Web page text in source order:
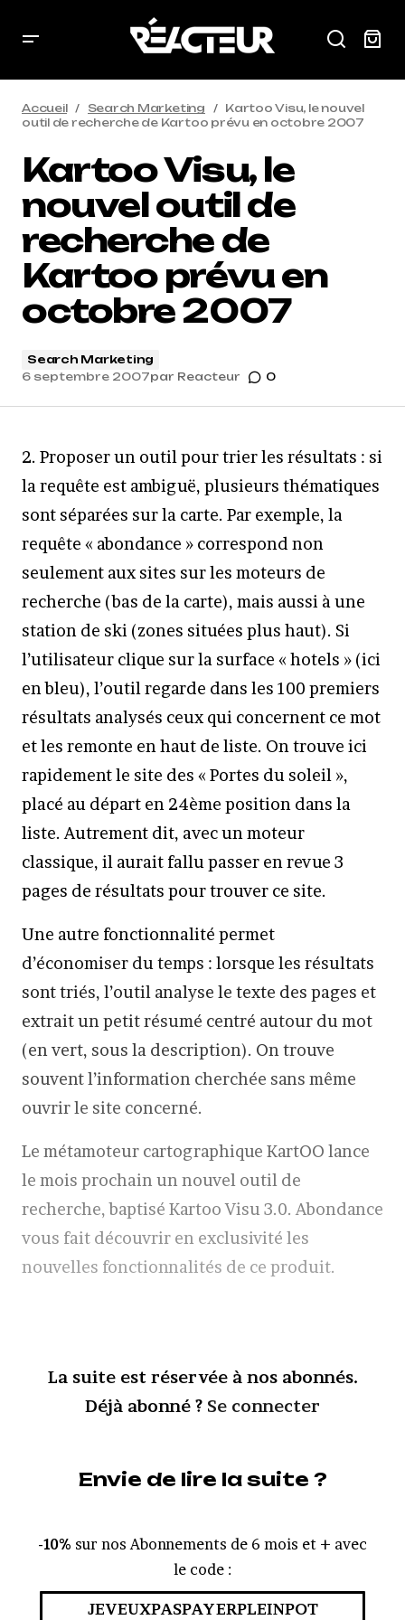
Accueil Search Marketing
Kartoo Visu, le nouvel
outil de recherche de Kartoo prévu en octobre 2007
Kartoo Visu, le
nouvel outil de
recherche de
Kartoo prévu en
octobre 2007
Search Marketing
6 septembre 2007par Reacteur 0
2. Proposer un outil pour trier les résultats : si
la requête est ambiguë, plusieurs thématiques
sont séparées sur la carte. Par exemple, la
requête « abondance » correspond non
seulement aux sites sur les moteurs de
recherche (bas de la carte), mais aussi à une
station de ski (zones situées plus haut). Si
l’utilisateur clique sur la surface « hotels » (ici
en bleu), l’outil regarde dans les 100 premiers
résultats analysés ceux qui concernent ce mot
et les remonte en haut de liste. On trouve ici
rapidement le site des « Portes du soleil »,
placé au départ en 24ème position dans la
liste. Autrement dit, avec un moteur
classique, il aurait fallu passer en revue 3
pages de résultats pour trouver ce site.
Une autre fonctionnalité permet
d’économiser du temps : lorsque les résultats
sont triés, l’outil analyse le texte des pages et
extrait un petit résumé centré autour du mot
(en vert, sous la description). On trouve
souvent l’information cherchée sans même
ouvrir le site concerné.
Le métamoteur cartographique KartOO lance
le mois prochain un nouvel outil de
recherche, baptisé Kartoo Visu 3.0. Abondance
vous fait découvrir en exclusivité les
nouvelles fonctionnalités de ce produit.
La suite est réservée à nos abonnés.
Déjà abonné ? Se connecter
Envie de lire la suite ?
-10% sur nos Abonnements de 6 mois et + avec
le code :
JEVEUXPASPAYERPLEINPOT